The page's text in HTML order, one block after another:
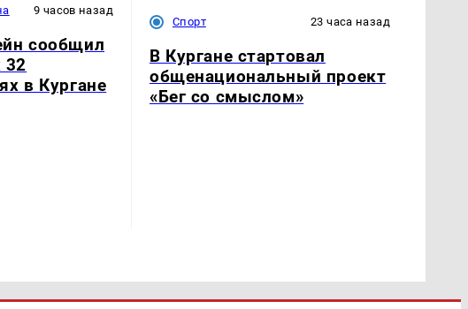
9 часов назад
сообщил
32
в Кургане
Спорт 23 часа назад
В Кургане стартовал
общенациональный проект
«Бег со смыслом»